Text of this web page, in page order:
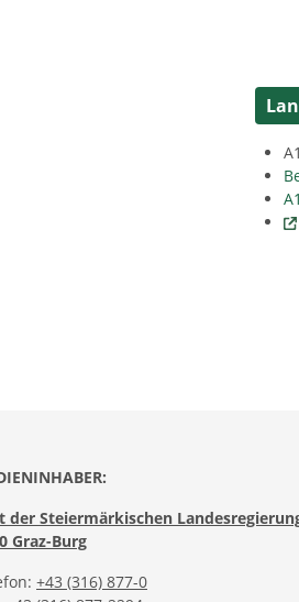
der Steiermärkischen
Graz-Burg
+43 (316) 877-0